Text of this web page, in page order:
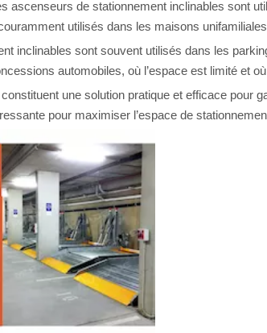
de stationnement inclinables sont
utilisés dans les maisons
inclinables sont souvent utilisés dans les
automobiles, où l’espace est limité et
une solution pratique et efficace pour
pour maximiser l’espace de